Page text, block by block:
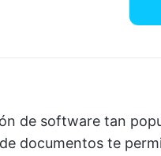
de software tan
documentos te